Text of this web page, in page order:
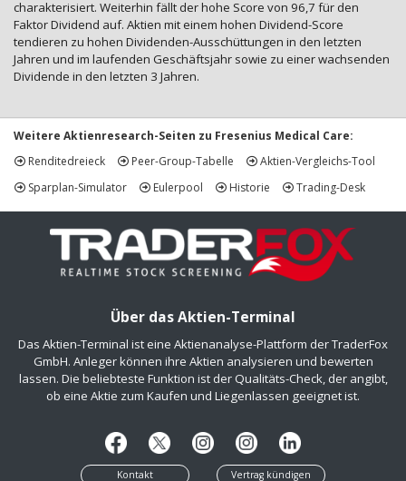
charakterisiert. Weiterhin fällt der hohe Score von 96,7 für den
Faktor Dividend auf. Aktien mit einem hohen Dividend-Score
tendieren zu hohen Dividenden-Ausschüttungen in den letzten
Jahren und im laufenden Geschäftsjahr sowie zu einer wachsenden
Dividende in den letzten 3 Jahren.
Weitere Aktienresearch-Seiten zu Fresenius Medical Care:
Renditedreieck
Peer-Group-Tabelle
Aktien-Vergleichs-Tool
Sparplan-Simulator
Eulerpool Historie Trading-Desk
Über das Aktien-Terminal
Das Aktien-Terminal ist eine Aktienanalyse-Plattform der TraderFox
GmbH. Anleger können ihre Aktien analysieren und bewerten
lassen. Die beliebteste Funktion ist der Qualitäts-Check, der angibt,
ob eine Aktie zum Kaufen und Liegenlassen geeignet ist.
Kontakt Vertrag kündigen